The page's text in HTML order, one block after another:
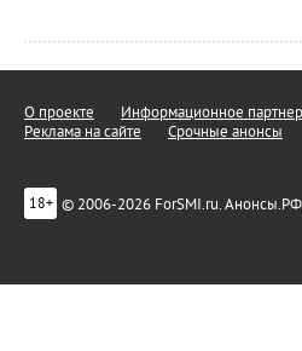
О проекте Информационное
Реклама на сайте
Срочные анонсы
18+ © 2006-2026 ForSMI.ru.